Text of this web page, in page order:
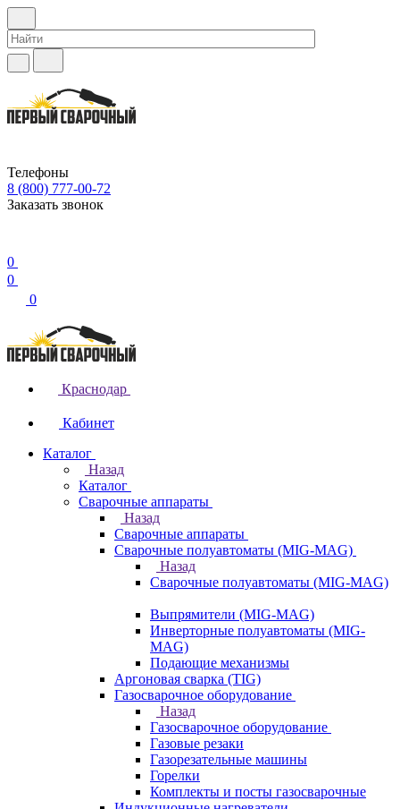
Телефоны
8 (800) 777-00-72
Заказать звонок
0
0
0
Краснодар
Кабинет
Каталог
Назад
Каталог
Сварочные аппараты
Назад
Сварочные аппараты
Сварочные полуавтоматы (MIG-MAG)
Назад
Сварочные полуавтоматы (MIG-MAG)
Выпрямители (MIG-MAG)
Инверторные полуавтоматы (MIG-
MAG)
Подающие механизмы
Аргоновая сварка (TIG)
Газосварочное оборудование
Назад
Газосварочное оборудование
Газовые резаки
Газорезательные машины
Горелки
Комплекты и посты газосварочные